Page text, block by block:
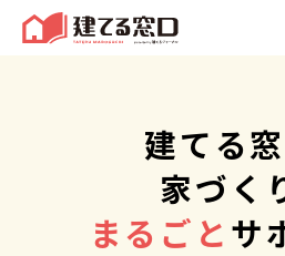
建てる
家づく
まるごとサ